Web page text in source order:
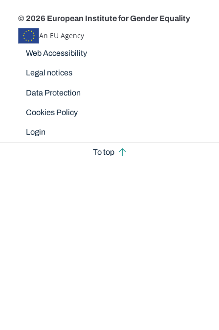
© 2026 European Institute for Gender Equality
An EU Agency
Disclaimers
Web Accessibility
Legal notices
Data Protection
Cookies Policy
Login
To top